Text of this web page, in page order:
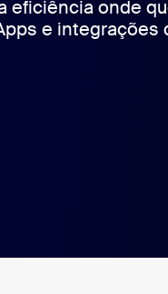
eficiência onde
e integrações